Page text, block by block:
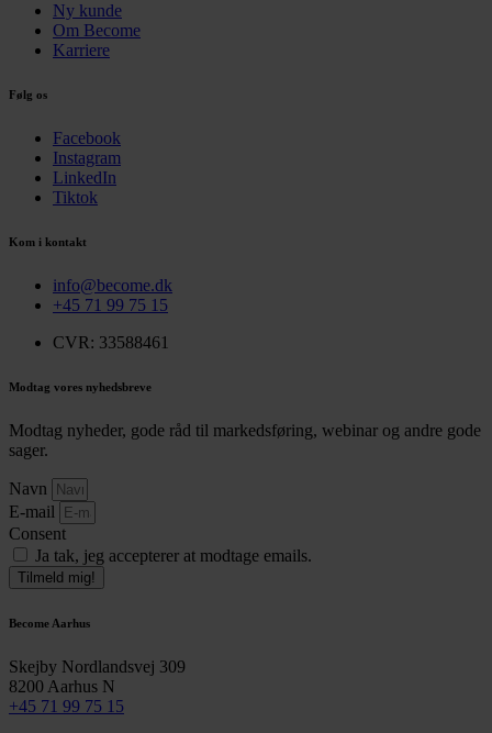
Ny kunde
Om Become
Karriere
Følg os
Facebook
Instagram
LinkedIn
Tiktok
Kom i kontakt
info@become.dk
+45 71 99 75 15
CVR: 33588461
Modtag vores nyhedsbreve
Modtag nyheder, gode råd til markedsføring, webinar og andre gode
sager.
Navn
E-mail
Consent
Ja tak, jeg accepterer at modtage emails.
Tilmeld mig!
Become Aarhus
Skejby Nordlandsvej 309
8200 Aarhus N
+45 71 99 75 15